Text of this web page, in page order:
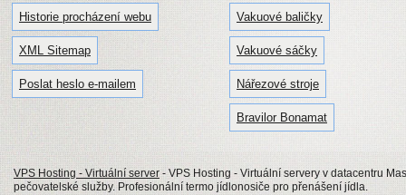
Historie procházení webu
XML Sitemap
Poslat heslo e-mailem
Vakuové baličky
Vakuové sáčky
Nářezové stroje
Bravilor Bonamat
VPS Hosting - Virtuální server - VPS Hosting - Virtuální servery v datacentru
pečovatelské služby. Profesionální termo jídlonosiče pro přenášení jídla.